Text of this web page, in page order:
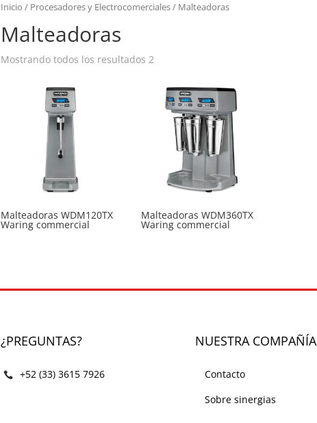
Inicio / Procesadores y Electrocomerciales/ Malteadoras
Malteadoras
Mostrando todos los resultados 2
Malteadoras WDM120TX
Waring commercial
Malteadoras WDM360TX
Waring commercial
¿PREGUNTAS?
+52 (33) 3615 7926
NUESTRA COMPAÑÍA
Contacto
Sobre sinergias